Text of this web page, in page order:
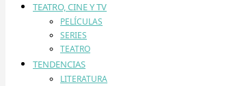
TEATRO, CINE Y TV
PELÍCULAS
SERIES
TEATRO
TENDENCIAS
LITERATURA